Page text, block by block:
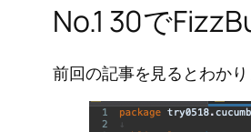
No.1 30で
前回の記事を見るとわか